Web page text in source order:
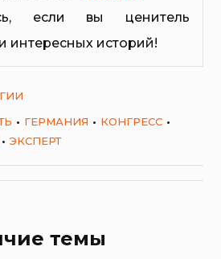
если вы ценитель
интересных историй!
ГЕРМАНИЯ
КОНГРЕСС
ЭКСПЕРТ
темы